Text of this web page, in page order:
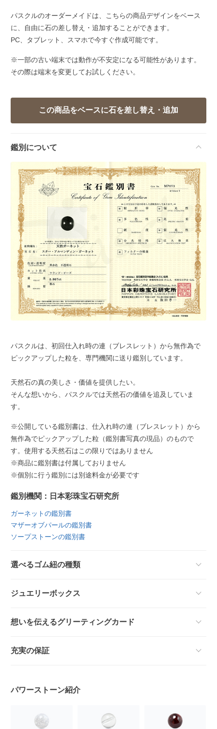
パスクルのオーダーメイドは、こちらの商品デザインをベース
に、自由に石の差し替え・追加することができます。
PC、タブレット、スマホで今すぐ作成可能です。
※一部の古い端末では動作が不安定になる可能性があります。
その際は端末を変更してお試しください。
鑑別について
パスクルは、初回仕入れ時の連（ブレスレット）から無作為で
ピックアップした粒を、専門機関に送り鑑別しています。
天然石の真の美しさ・価値を提供したい。
そんな想いから、パスクルでは天然石の価値を追及していま
す。
※公開している鑑別書は、仕入れ時の連（ブレスレット）から
無作為でピックアップした粒（鑑別書写真の現品）のもので
す。使用する天然石はこの限りではありません
※商品に鑑別書は付属しておりません
※個別に行う鑑別には別途料金が必要です
鑑別機関：日本彩珠宝石研究所
ガーネットの鑑別書
マザーオブパールの鑑別書
ソープストーンの鑑別書
選べるゴム紐の種類
ジュエリーボックス
想いを伝えるグリーティングカード
充実の保証
パワーストーン紹介